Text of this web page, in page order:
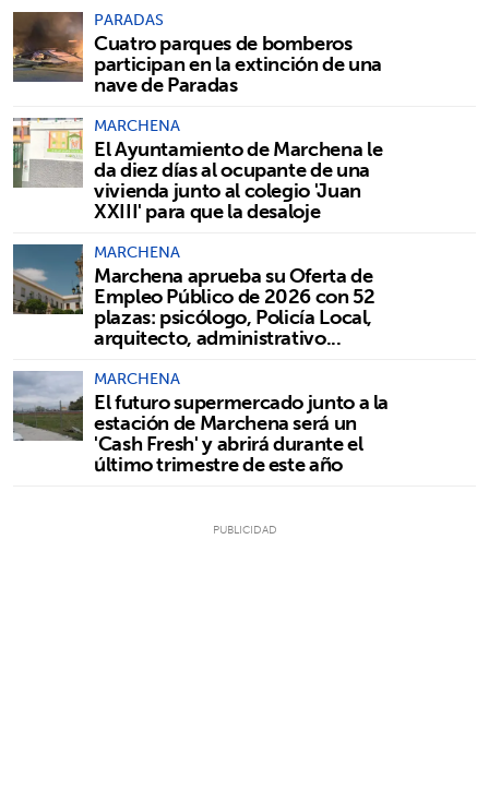
PARADAS
Cuatro parques de bomberos
participan en la extinción de una
nave de Paradas
MARCHENA
El Ayuntamiento de Marchena le
da diez días al ocupante de una
vivienda junto al colegio 'Juan
XXIII' para que la desaloje
MARCHENA
Marchena aprueba su Oferta de
Empleo Público de 2026 con 52
plazas: psicólogo, Policía Local,
arquitecto, administrativo...
MARCHENA
El futuro supermercado junto a la
estación de Marchena será un
'Cash Fresh' y abrirá durante el
último trimestre de este año